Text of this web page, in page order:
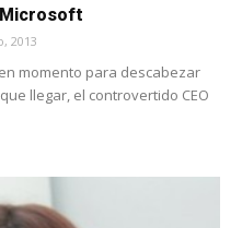
2013
momento para descabezar
llegar, el controvertido CEO